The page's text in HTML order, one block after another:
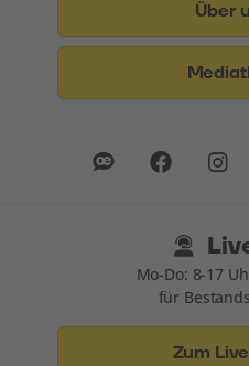
Über
Mo-Do: 8-17
für
Zum